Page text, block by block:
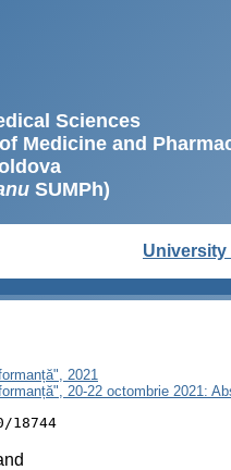
Sciences
Medicine and
SUMPh)
University
2021
20-22 octombrie 2021:
18744